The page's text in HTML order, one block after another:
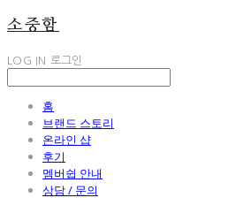
소중함
LOG IN 로그인
홈
브랜드 스토리
온라인 샵
후기
멤버쉽 안내
상담 / 문의